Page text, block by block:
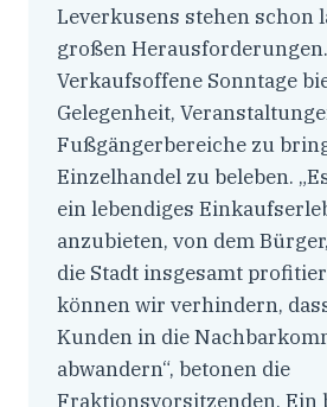
Leverkusens stehen schon
großen Herausforderungen.
Verkaufsoffene Sonntage
Gelegenheit,
Fußgängerbereiche zu
Einzelhandel zu beleben.
ein lebendiges
anzubieten, von dem
die Stadt insgesamt
können wir verhindern,
Kunden in die
abwandern“, betonen die
Fraktionsvorsitzenden. Ein